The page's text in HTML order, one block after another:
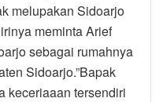
melupakan Sidoarjo
meminta Arief
sebagai rumahnya
Sidoarjo.”Bapak
keceriaaan tersendiri